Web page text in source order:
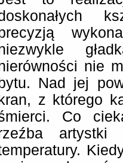
nie
bytu. Nad jej
kran, z którego
Co
artystki